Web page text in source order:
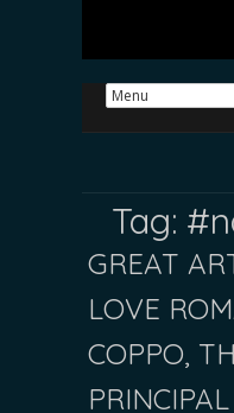
Tag:
GREAT
LOVE
COPPO,